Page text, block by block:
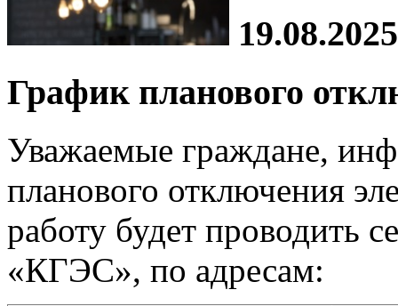
19.08.2025
График планового
Уважаемые граждане,
планового отключения
работу будет проводить
«КГЭС», по адресам: